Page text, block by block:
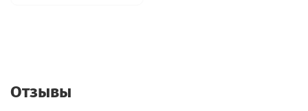
Отзывы